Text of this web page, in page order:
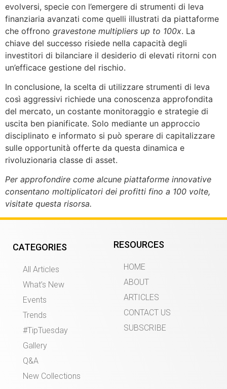
evolversi, specie con l’emergere di strumenti di leva
finanziaria avanzati come quelli illustrati da piattaforme
che offrono gravestone multipliers up to 100x. La
chiave del successo risiede nella capacità degli
investitori di bilanciare il desiderio di elevati ritorni con
un’efficace gestione del rischio.
In conclusione, la scelta di utilizzare strumenti di leva
così aggressivi richiede una conoscenza approfondita
del mercato, un costante monitoraggio e strategie di
uscita ben pianificate. Solo mediante un approccio
disciplinato e informato si può sperare di capitalizzare
sulle opportunità offerte da questa dinamica e
rivoluzionaria classe di asset.
Per approfondire come alcune piattaforme innovative
consentano moltiplicatori dei profitti fino a 100 volte,
visitate questa risorsa.
CATEGORIES
All Articles
What’s New
Events
Trends
#TipTuesday
Gallery
Q&A
New Collections
RESOURCES
HOME
ABOUT
ARTICLES
CONTACT US
SUBSCRIBE